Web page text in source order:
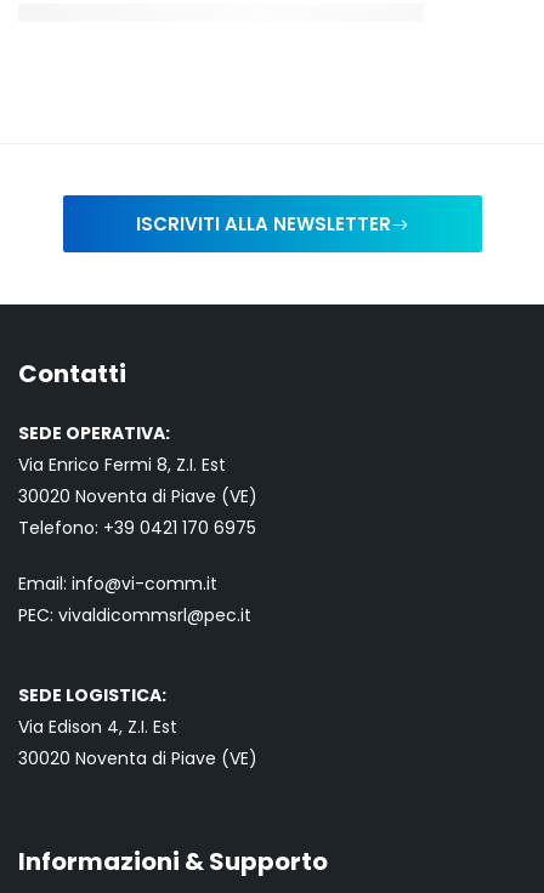
ISCRIVITI ALLA NEWSLETTER
Contatti
SEDE OPERATIVA:
Via Enrico Fermi 8, Z.I. Est
30020 Noventa di Piave (VE)
Telefono: +39 0421 170 6975
Email: info@vi-comm.it
PEC: vivaldicommsrl@pec.it
SEDE LOGISTICA:
Via Edison 4, Z.I. Est
30020 Noventa di Piave (VE)
Informazioni & Supporto